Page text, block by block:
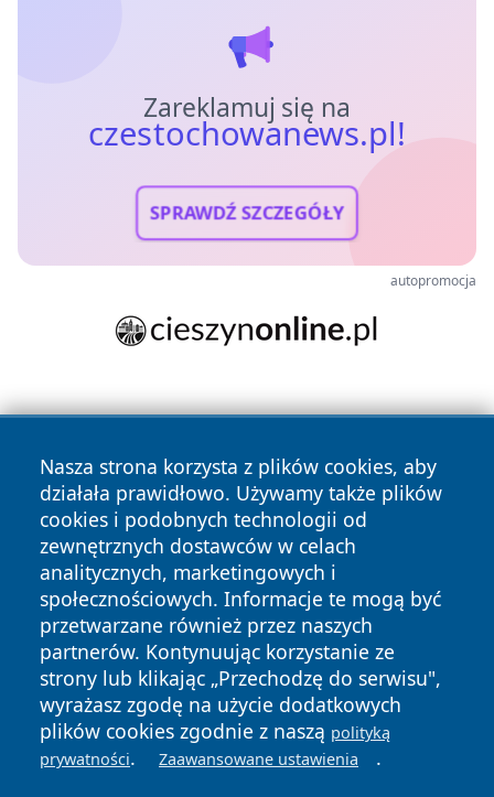
Zareklamuj się na
czestochowanews.pl!
SPRAWDŹ SZCZEGÓŁY
autopromocja
Nasza strona korzysta z plików cookies, aby
działała prawidłowo. Używamy także plików
cookies i podobnych technologii od
zewnętrznych dostawców w celach
analitycznych, marketingowych i
społecznościowych. Informacje te mogą być
przetwarzane również przez naszych
partnerów. Kontynuując korzystanie ze
strony lub klikając „Przechodzę do serwisu",
wyrażasz zgodę na użycie dodatkowych
plików cookies zgodnie z naszą polityką
prywatności. Zaawansowane ustawienia .
Copyright © 2026 czestochowanews.pl Wszystkie prawa
zastrzeżone.
News Autorzy
Polityka
Prywatności
Polityka
Cookies
cześć